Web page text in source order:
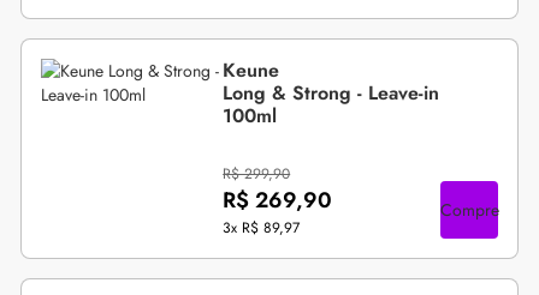
Keune
Long & Strong - Leave-in
100ml
R$ 299,90
R$ 269,90
3x R$ 89,97
Compre